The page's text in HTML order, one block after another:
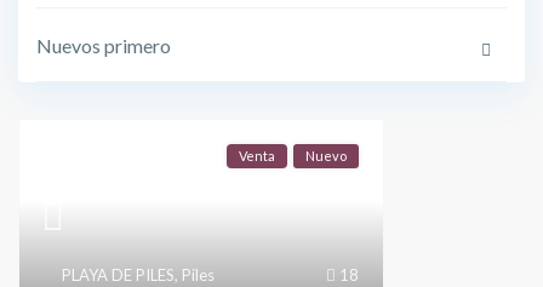
Nuevos primero
18
PLAYA DE PILES, Piles
Venta Nuevo